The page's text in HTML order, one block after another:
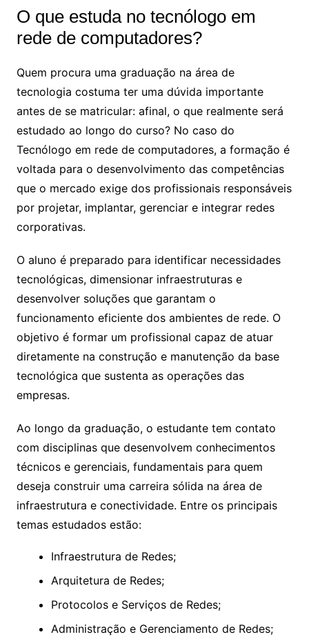
O que estuda no tecnólogo em
rede de computadores​?
Quem procura uma graduação na área de
tecnologia costuma ter uma dúvida importante
antes de se matricular: afinal, o que realmente será
estudado ao longo do curso? No caso do
Tecnólogo em rede de computadores, a formação é
voltada para o desenvolvimento das competências
que o mercado exige dos profissionais responsáveis
por projetar, implantar, gerenciar e integrar redes
corporativas.
O aluno é preparado para identificar necessidades
tecnológicas, dimensionar infraestruturas e
desenvolver soluções que garantam o
funcionamento eficiente dos ambientes de rede. O
objetivo é formar um profissional capaz de atuar
diretamente na construção e manutenção da base
tecnológica que sustenta as operações das
empresas.
Ao longo da graduação, o estudante tem contato
com disciplinas que desenvolvem conhecimentos
técnicos e gerenciais, fundamentais para quem
deseja construir uma carreira sólida na área de
infraestrutura e conectividade. Entre os principais
temas estudados estão:
Infraestrutura de Redes;
Arquitetura de Redes;
Protocolos e Serviços de Redes;
Administração e Gerenciamento de Redes;